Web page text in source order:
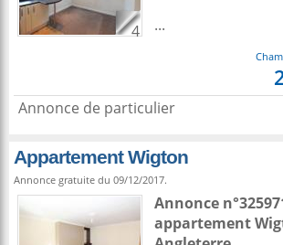
4
...
Annonce de particulier
Appartement Wigton
Annonce gratuite du 09/12/2017.
Annonce
appartement